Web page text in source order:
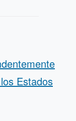
Estados